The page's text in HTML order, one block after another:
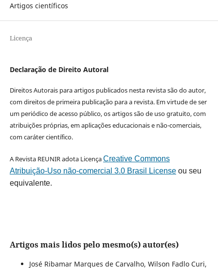
Artigos científicos
Licença
Declaração de Direito Autoral
Direitos Autorais para artigos publicados nesta revista são do autor,
com direitos de primeira publicação para a revista. Em virtude de ser
um periódico de acesso público, os artigos são de uso gratuito, com
atribuições próprias, em aplicações educacionais e não-comerciais,
com caráter científico.
A Revista REUNIR adota LicençaCreative Commons
Atribuição-Uso não-comercial 3.0 Brasil Licenseou seu
equivalente.
Artigos mais lidos pelo mesmo(s) autor(es)
José Ribamar Marques de Carvalho, Wilson Fadlo Curi,